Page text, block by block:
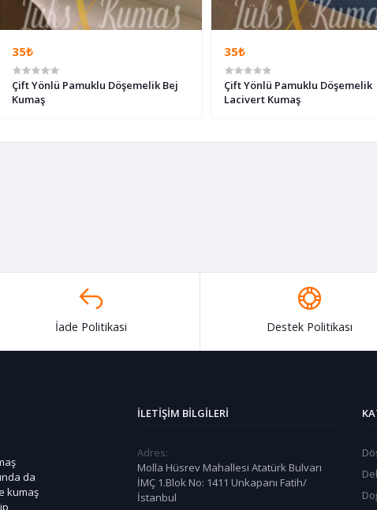
35₺
Çift Yönlü Pamuklu Döşemelik Bej
Kumaş
35₺
Çift Yönlü Pamuklu Döşemelik
Lacivert Kumaş
İade Politikasi Destek Politikası
da
kumaş
İLETIŞIM BILGILERI
Adres:
Molla Hüsrev Mahallesi Atatürk Bulvarı
İMÇ 1.Blok No: 1411 Unkapanı Fatih/
İstanbul